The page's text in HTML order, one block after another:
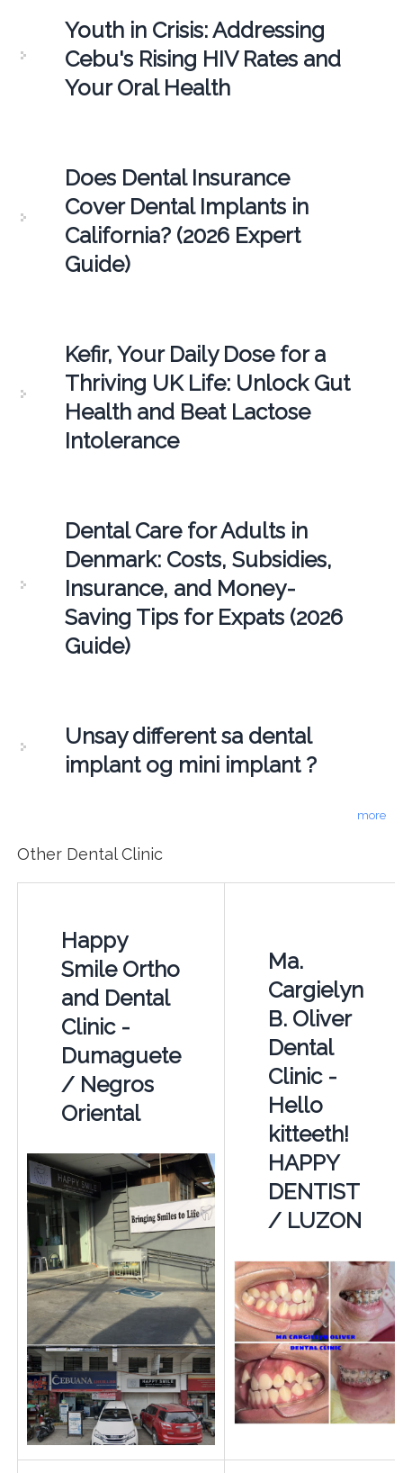
Youth in Crisis: Addressing
Cebu's Rising HIV Rates and
Your Oral Health
Does Dental Insurance
Cover Dental Implants in
California? (2026 Expert
Guide)
Kefir, Your Daily Dose for a
Thriving UK Life: Unlock Gut
Health and Beat Lactose
Intolerance
Dental Care for Adults in
Denmark: Costs, Subsidies,
Insurance, and Money-
Saving Tips for Expats (2026
Guide)
Unsay different sa dental
implant og mini implant ?
more
Other Dental Clinic
Happy
Smile Ortho
and Dental
Clinic -
Dumaguete
/ Negros
Oriental
Ma.
Cargielyn
B. Oliver
Dental
Clinic -
Hello
kitteeth!
HAPPY
DENTIST
/ LUZON